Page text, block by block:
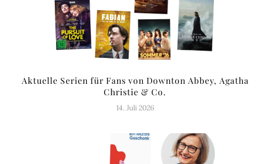
Aktuelle Serien für Fans von Downton Abbey, Agatha
Christie & Co.
14. Juli 2026